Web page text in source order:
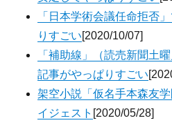
「日本学術会議任命拒否
りすごい[2020/10/07]
「補助線」（読売新聞土
記事がやっぱりすごい
架空小説「仮名手本森友
イジェスト [2020/05/28]